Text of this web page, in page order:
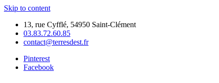
Skip to content
13, rue Cyfflé, 54950 Saint-Clément
03.83.72.60.85
contact@terresdest.fr
Pinterest
Facebook